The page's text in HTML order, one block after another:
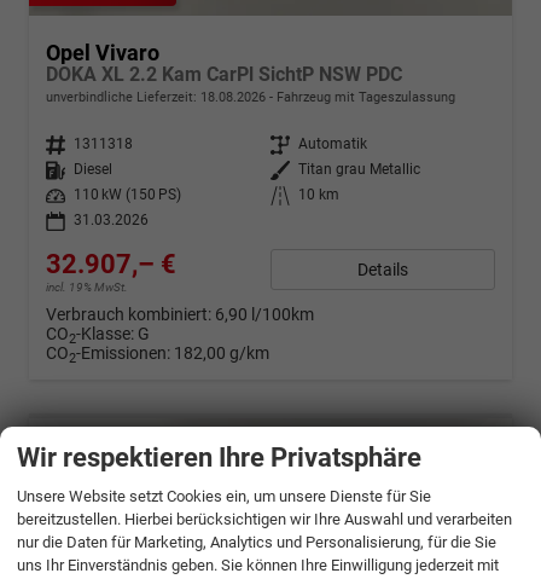
Opel Vivaro
DOKA XL 2.2 Kam CarPl SichtP NSW PDC
unverbindliche Lieferzeit: 18.08.2026 Fahrzeug mit Tageszulassung
Fahrzeugnr. 1311318 Getriebe Automatik
Kraftstoff
Diesel Außenfarbe Titan grau Metallic
Leistung
110 kW (150 PS) Kilometerstand
10 km
31.03.2026
32.907,– €
incl. 19% MwSt.
Details
Verbrauch kombiniert: 6,90 l/100km
CO2-Klasse: G
CO2-Emissionen: 182,00 g/km
Wir respektieren Ihre Privatsphäre
Unsere Website setzt Cookies ein, um unsere Dienste für Sie
bereitzustellen. Hierbei berücksichtigen wir Ihre Auswahl und verarbeiten
nur die Daten für Marketing, Analytics und Personalisierung, für die Sie
uns Ihr Einverständnis geben. Sie können Ihre Einwilligung jederzeit mit